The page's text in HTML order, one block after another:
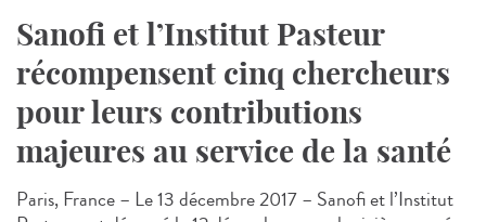
Sanofi et l’Institut Pasteur
récompensent cinq chercheurs
pour leurs contributions
majeures au service de la santé
Paris, France – Le 13 décembre 2017 – Sanofi et l’Institut